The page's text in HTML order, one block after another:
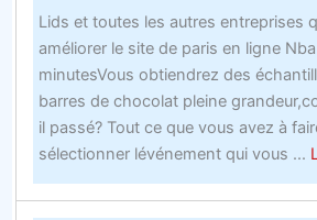
les
de
Lids et toutes les autres entreprises
améliorer le site de paris en ligne
minutesVous obtiendrez des
barres de chocolat pleine
il passé? Tout ce que vous avez à
sélectionner lévénement qui vous ...